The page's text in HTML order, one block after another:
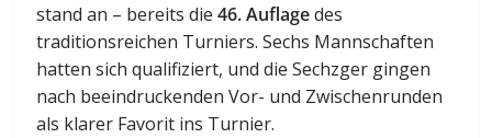
stand an – bereits die46. Auflagedes
traditionsreichen Turniers. Sechs Mannschaften
hatten sich qualifiziert, und die Sechzger gingen
nach beeindruckenden Vor- und Zwischenrunden
als klarer Favorit ins Turnier.